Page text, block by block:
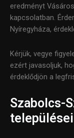
eredményt
kapcsolatban.
Nyíregyháza,
Kérjük, vegye
ezért javasoljuk,
érdeklődjön a
Szabolcs-
települései